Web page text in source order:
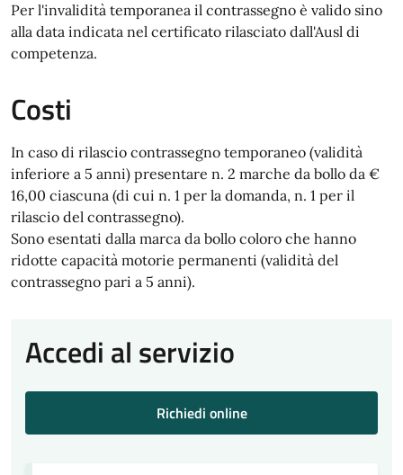
Per l'invalidità temporanea il contrassegno è valido sino
alla data indicata nel certificato rilasciato dall'Ausl di
competenza.
Costi
In caso di rilascio contrassegno temporaneo (validità
inferiore a 5 anni) presentare n. 2 marche da bollo da €
16,00 ciascuna (di cui n. 1 per la domanda, n. 1 per il
rilascio del contrassegno).
Sono esentati dalla marca da bollo coloro che hanno
ridotte capacità motorie permanenti (validità del
contrassegno pari a 5 anni).
Accedi al servizio
Richiedi online